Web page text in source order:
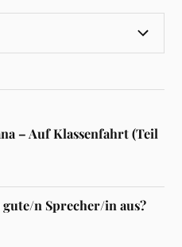
– Auf Klassenfahrt (Teil
gute/n Sprecher/in aus?